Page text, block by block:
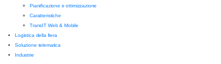
Pianificazione e ottimizzazione
Caratteristiche
TransIT Web & Mobile
Logistica della fiera
Soluzione telematica
Industrie